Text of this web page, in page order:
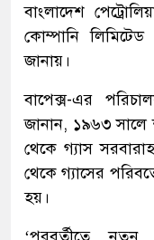
বাংলাদেশ
কোম্পানি
জানায়।
বাপেক্স-এর
জানান, ১৯৬৩ সালে
থেকে গ্যাস
থেকে গ্যাসের
হয়।